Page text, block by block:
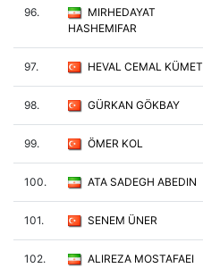
96.
MIRHEDAYAT
HASHEMIFAR
97. HEVAL CEMAL KÜMET
98. GÜRKAN GÖKBAY
99. ÖMER KOL
100. ATA SADEGH ABEDIN
101. SENEM ÜNER
102. ALIREZA MOSTAFAEI